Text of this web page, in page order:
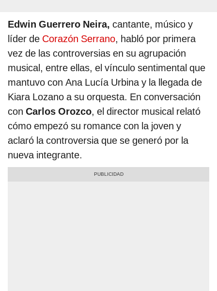
Edwin Guerrero Neira, cantante, músico y
líder de Corazón Serrano, habló por primera
vez de las controversias en su agrupación
musical, entre ellas, el vínculo sentimental que
mantuvo con Ana Lucía Urbina y la llegada de
Kiara Lozano a su orquesta. En conversación
con Carlos Orozco, el director musical relató
cómo empezó su romance con la joven y
aclaró la controversia que se generó por la
nueva integrante.